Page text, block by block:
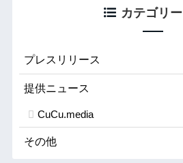
カテゴリー
プレスリリース
提供ニュース
CuCu.media
その他